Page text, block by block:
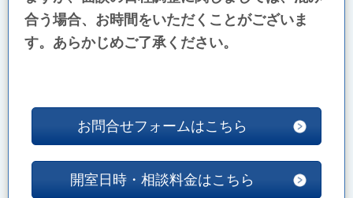
合う場合、お時間をいただくことがございま
す。あらかじめご了承ください。
お問合せフォームはこちら
開室日時・相談料金はこちら